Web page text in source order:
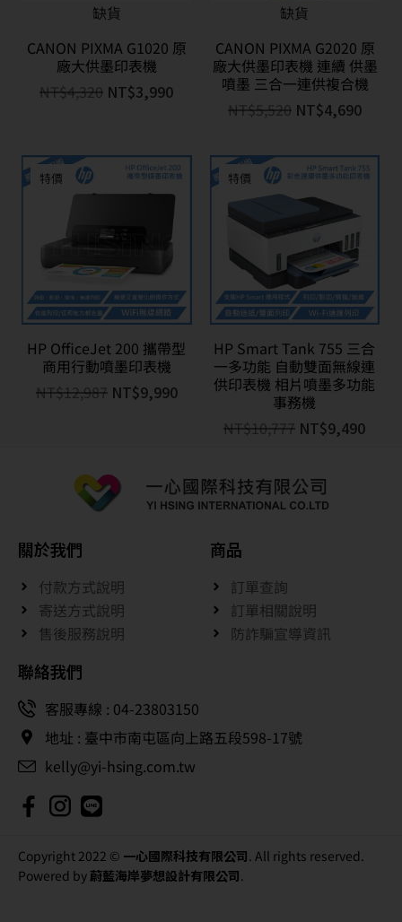
缺貨
CANON PIXMA G1020 原
廠大供墨印表機
NT$4,320 NT$3,990
缺貨
CANON PIXMA G2020 原
廠大供墨印表機 連續 供墨
噴墨 三合一連供複合機
NT$5,520 NT$4,690
特價
HP OfficeJet 200 攜帶型
商用行動噴墨印表機
NT$12,987 NT$9,990
特價
HP Smart Tank 755 三合
一多功能 自動雙面無線連
供印表機 相片噴墨多功能
事務機
NT$10,777 NT$9,490
關於我們
付款方式說明
寄送方式說明
售後服務說明
商品
訂單查詢
訂單相關說明
防詐騙宣導資訊
聯絡我們
客服專線 : 04-23803150
地址 : 臺中市南屯區向上路五段598-17號
kelly@yi-hsing.com.tw
Copyright 2022 © 一心國際科技有限公司. All rights reserved.
Powered by蔚藍海岸夢想設計有限公司.